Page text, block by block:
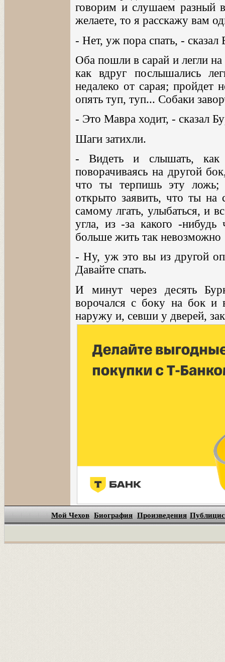
говорим и слушаем разный
желаете, то я расскажу вам
- Нет, уж пора спать, -
Оба пошли в сарай и легли
как вдруг послышались
недалеко от сарая; пройдет
опять туп, туп... Собаки
- Это Мавра ходит, - сказал
Шаги затихли.
- Видеть и слышать, как
поворачиваясь на другой
что ты терпишь эту ложь;
открыто заявить, что ты
самому лгать, улыбаться, и
угла, из -за какого -
больше жить так невозможно
- Ну, уж это вы из другой
Давайте спать.
И минут через десять
ворочался с боку на бок и
наружу и, севши у дверей,
Мой Чехов Биография Произведения